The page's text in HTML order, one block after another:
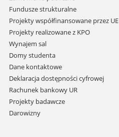
Fundusze strukturalne
Projekty współfinansowane przez UE
Projekty realizowane z KPO
Wynajem sal
Domy studenta
Dane kontaktowe
Deklaracja dostępności cyfrowej
Rachunek bankowy UR
Projekty badawcze
Darowizny